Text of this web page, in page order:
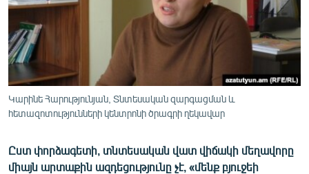
ՄԻՋԱԶԳԱՅԻՆ
ՄՇԱԿՈՒՅԹ
ՍՊՈՐՏ
ՄԵԿՆԱԲԱՆՈՒԹՅՈՒՆ
ՏՏ ԵՒ ԻՆՏԵՐՆԵՏ
ԱՐԽԻՎ
Կարինե Հարությունյան, Տնտեսական զարգացման և
հետազոտությունների կենտրոնի ծրագրի ղեկավար
Ըստ փորձագետի, տնտեսական վատ վիճակի մեղավորը
միայն արտաքին ազդեցությունը չէ, «մենք բյուջեի